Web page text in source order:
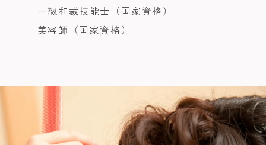
一級和裁技能士（国家資格）
美容師（国家資格）